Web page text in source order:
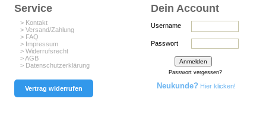
Service
> Kontakt
> Versand/Zahlung
> FAQ
> Impressum
> Widerrufsrecht
> AGB
> Datenschutzerklärung
Vertrag widerrufen
Dein Account
Username
Passwort
Passwort vergessen?
Neukunde? Hier klicken!